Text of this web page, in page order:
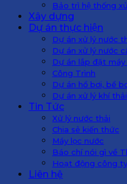
Bảo trì hệ thống
Xây dựng
Dự án thực hiện
Dự án xử lý nước
Dự án xử lý nước
Dự án lắp đặt
Công Trình
Dự án hồ bơi, bể
Dự án xử lý khí thải
Tin Tức
Xử lý nước thải
Chia sẻ kiến thức
Máy lọc nước
Báo chí nói gì về
Hoạt động công ty
Liên hệ